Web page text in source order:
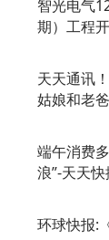
智光电气
期）工程
天天通讯
姑娘和老
端午消费
浪”-天天
环球快报: